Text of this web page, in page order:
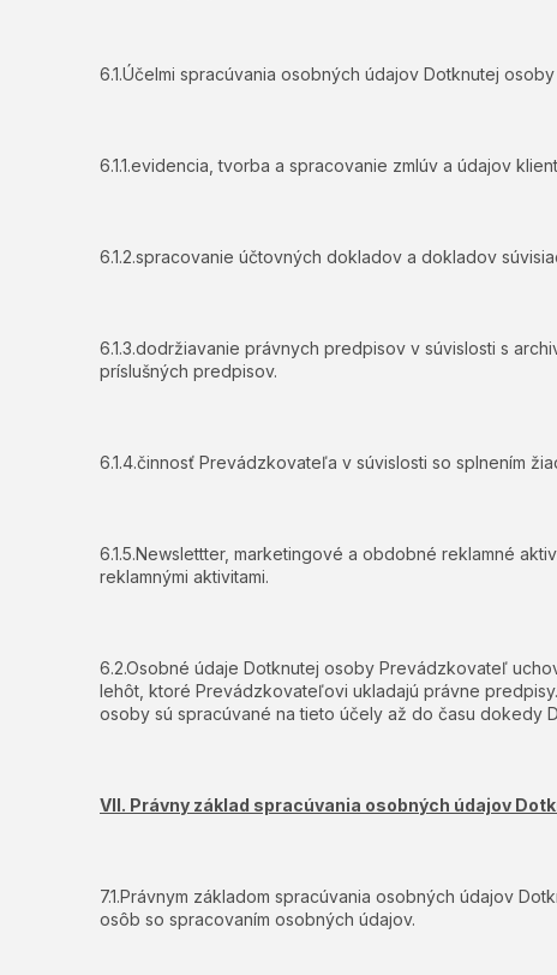
6.1.Účelmi spracúvania osobných údajov Dotknutej osoby
6.1.1.evidencia, tvorba a spracovanie zmlúv a údajov
6.1.2.spracovanie účtovných dokladov a dokladov
6.1.3.dodržiavanie právnych predpisov v súvislosti s
príslušných predpisov.
6.1.4.činnosť Prevádzkovateľa v súvislosti so splnením
6.1.5.Newslettter, marketingové a obdobné reklamné
reklamnými aktivitami.
6.2.Osobné údaje Dotknutej osoby Prevádzkovateľ
lehôt, ktoré Prevádzkovateľovi ukladajú právne
osoby sú spracúvané na tieto účely až do času dokedy
VII. Právny základ spracúvania osobných údajov
7.1.Právnym základom spracúvania osobných údajov
osôb so spracovaním osobných údajov.